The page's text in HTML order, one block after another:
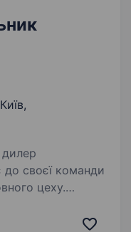
Київ,
до своєї команди
цеху.